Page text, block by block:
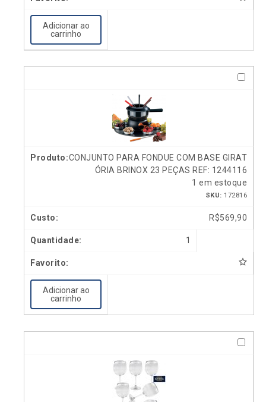
Adicionar ao
carrinho
CONJUNTO PARA FONDUE COM BASE GIRAT
ÓRIA BRINOX 23 PEÇAS REF: 1244116
1 em estoque
SKU: 172816
R$569,90
1
Adicionar ao
carrinho